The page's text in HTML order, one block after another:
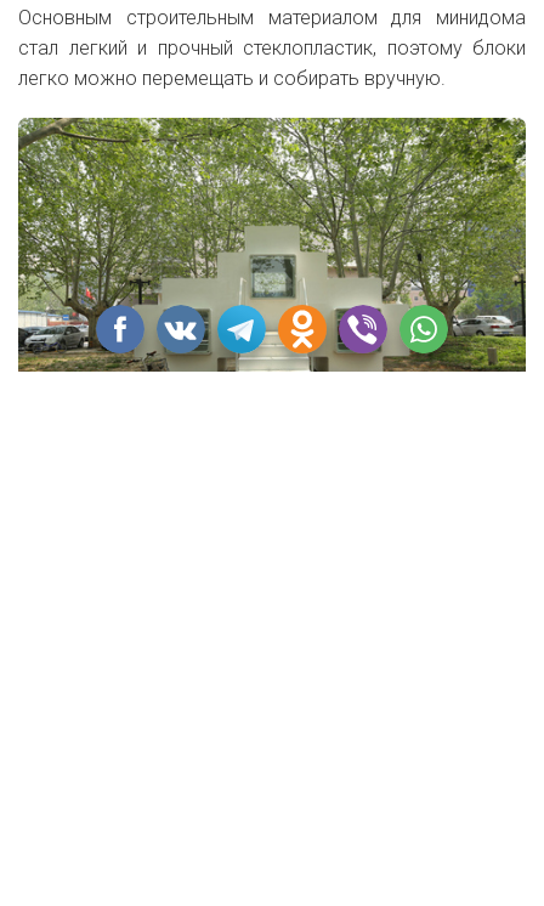
Основным строительным материалом для минидома
стал легкий и прочный стеклопластик, поэтому блоки
легко можно перемещать и собирать вручную.